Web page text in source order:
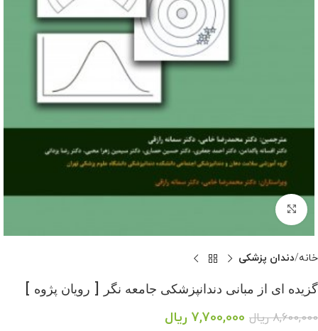
بزرگنمایی تصویر
خانه دندان پزشکی
گزیده ای از مبانی دندانپزشکی جامعه نگر [ رویان پژوه ]
8,600,000 ریال 7,700,000 ریال